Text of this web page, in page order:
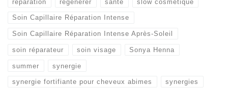
reparation régénérer santé slow cosmétique
Soin Capillaire Réparation Intense
Soin Capillaire Réparation Intense Après-Soleil
soin réparateur soin visage Sonya Henna
summer synergie
synergie fortifiante pour cheveux abimes synergies